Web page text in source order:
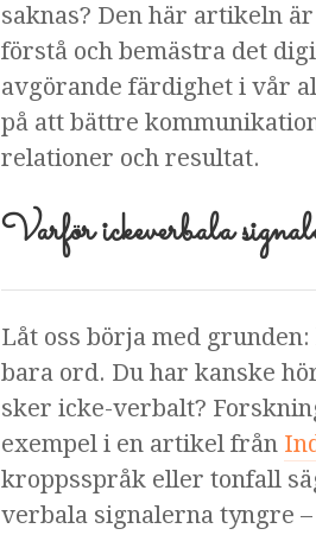
saknas? Den här artikeln
förstå och bemästra det
avgörande färdighet i vår
på att bättre
relationer och resultat.
Varför ickeverbala
Låt oss börja med
bara ord. Du har kanske
sker icke-verbalt?
exempel i en artikel från
kroppsspråk eller tonfall
verbala signalerna tyngre